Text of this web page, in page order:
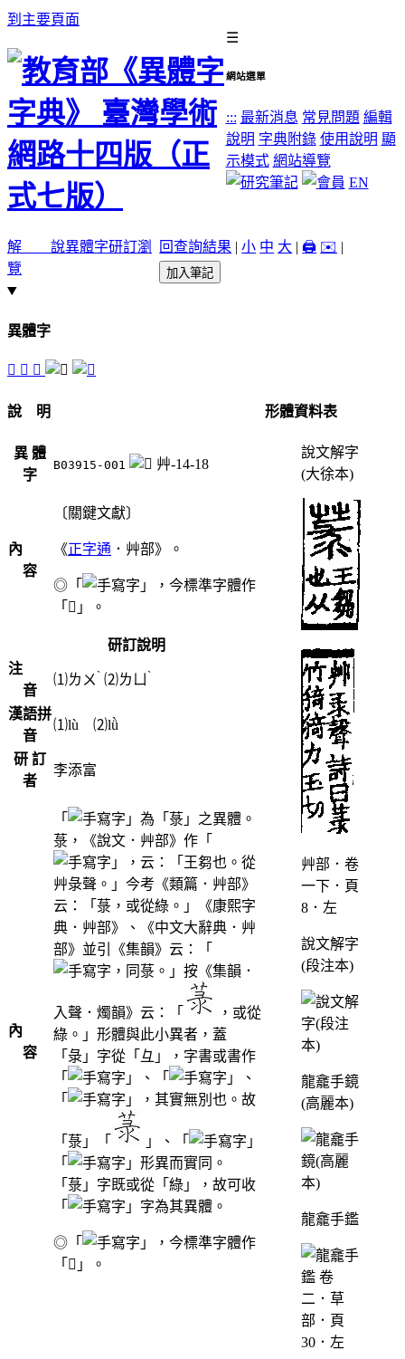
到主要頁面
☰
網站選單
::: 最新消息 常見問題 編輯
說明 字典附錄 使用說明 顯
示模式 網站導覽
EN
解 說異體字研訂瀏
覽
回查詢結果 |小 中 大 |🖨️ ✉️ |
加入筆記
異體字
󸝿 󸞁 󸞀
說 明
異 體
字
B03915-001 艸-14-18
內
容
〔關鍵文獻〕
《正字通 ．艸部》。
◎「
」，今標準字體作
「𦾯」。
研訂說明
注
音
⑴ㄌㄨ ˋ ⑵ㄌㄩ ˋ
漢語拼
音
⑴lù ⑵lǜ
研 訂
者
李添富
內
容
「
」為「菉」之異體。
菉，《說文．艸部》作「
」，云：「王芻也。從
艸彔聲。」今考《類篇．艸部》
云：「菉，或從綠。」《康熙字
典．艸部》、《中文大辭典．艸
部》並引《集韻》云：「
，同菉。」按《集韻．
入聲．燭韻》云：「
，或從
綠。」形體與此小異者，蓋
「彔」字從「彑」，字書或書作
「
」、「
」、
「
」，其實無別也。故
「菉」「 」、「
」
「
」形異而實同。
「菉」字既或從「綠」，故可收
「
」字為其異體。
◎「
」，今標準字體作
「𦾯」。
形體資料表
說文解字
(大徐本)
艸部．卷
一下．頁
8．左
說文解字
(段注本)
龍龕手鏡
(高麗本)
龍龕手鑑